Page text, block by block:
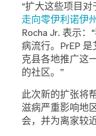
“扩大这些项目
走向零伊利诺伊州
Rocha Jr. 表示
病流行。PrEP
克县各地推广这
的社区。”
此次新的扩张将
滋病严重影响地
会，并为离家较